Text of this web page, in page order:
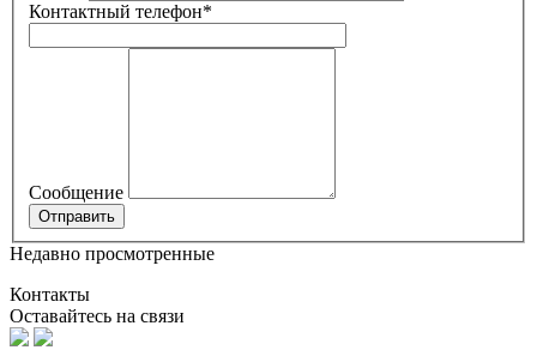
Контактный телефон*
Сообщение
Недавно просмотренные
Контакты
Оставайтесь на связи